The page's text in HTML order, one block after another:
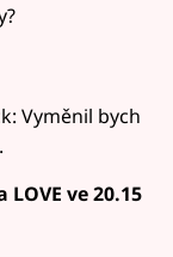
Vyměnil bych
ve 20.15